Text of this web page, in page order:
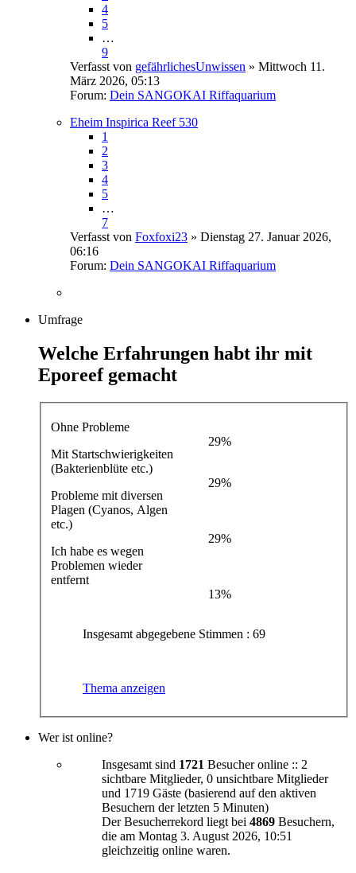
4
5
…
9
Verfasst von gefährlichesUnwissen » Mittwoch 11.
März 2026, 05:13
Forum: Dein SANGOKAI Riffaquarium
Eheim Inspirica Reef 530
1
2
3
4
5
…
7
Verfasst von Foxfoxi23 » Dienstag 27. Januar 2026,
06:16
Forum: Dein SANGOKAI Riffaquarium
Umfrage
Welche Erfahrungen habt ihr mit
Eporeef gemacht
Ohne Probleme
29%
Mit Startschwierigkeiten
(Bakterienblüte etc.)
29%
Probleme mit diversen
Plagen (Cyanos, Algen
etc.)
29%
Ich habe es wegen
Problemen wieder
entfernt
13%
Insgesamt abgegebene Stimmen : 69
Thema anzeigen
Wer ist online?
Insgesamt sind 1721 Besucher online :: 2
sichtbare Mitglieder, 0 unsichtbare Mitglieder
und 1719 Gäste (basierend auf den aktiven
Besuchern der letzten 5 Minuten)
Der Besucherrekord liegt bei 4869 Besuchern,
die am Montag 3. August 2026, 10:51
gleichzeitig online waren.